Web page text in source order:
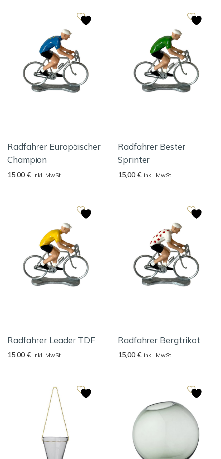
Radfahrer Europäischer
Champion
15,00 € inkl. MwSt.
Radfahrer Bester
Sprinter
15,00 € inkl. MwSt.
Radfahrer Leader TDF
15,00 € inkl. MwSt.
Radfahrer Bergtrikot
15,00 € inkl. MwSt.